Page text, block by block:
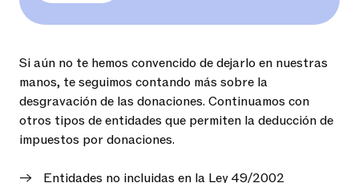
Si aún no te hemos convencido de dejarlo en nuestras
manos, te seguimos contando más sobre la
desgravación de las donaciones. Continuamos con
otros tipos de entidades que permiten la deducción de
impuestos por donaciones.
Entidades no incluidas en la Ley 49/2002